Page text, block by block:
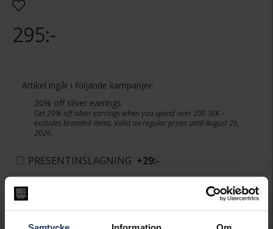
295:-
Artikel ingår i följande kampanjer:
20% off silver earrings
Get 20% off silver earrings when you spend over 200 SEK –
excludes branded items. Valid on regular prices until August 26,
2026.
PRESENTINSLAGNING +29:-
LÄGG I VARUKORGEN